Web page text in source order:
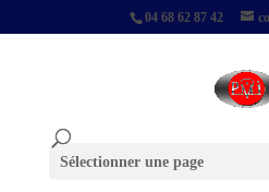
04 68 62 87 42
Sélectionner une page